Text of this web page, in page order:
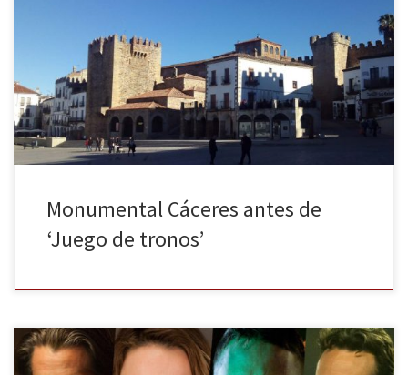
de Tronos en España. Lo hace en la provincia de Cáceres, donde
llevan rodando desde el pasado 15 de noviembre. Tras empezar
con una jornada en el castillo de Trujillo, la producción se trasladó
al parque natural de Los […]
Monumental Cáceres antes de
‘Juego de tronos’